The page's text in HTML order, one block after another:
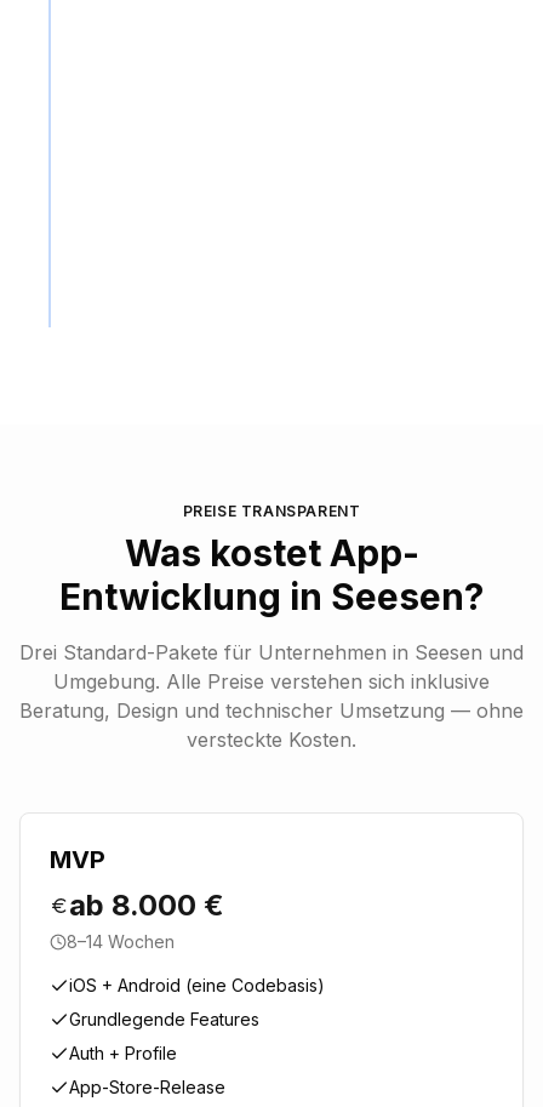
PREISE TRANSPARENT
Was kostetApp-
Entwicklung in Seesen?
Drei Standard-Pakete für Unternehmen in Seesen und
Umgebung. Alle Preise verstehen sich inklusive
Beratung, Design und technischer Umsetzung — ohne
versteckte Kosten.
MVP
ab 8.000 €
8–14 Wochen
iOS + Android (eine Codebasis)
Grundlegende Features
Auth + Profile
App-Store-Release